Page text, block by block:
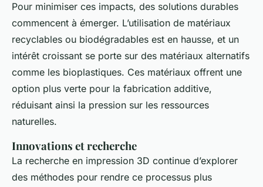
Pour minimiser ces impacts, des solutions durables
commencent à émerger. L’utilisation de matériaux
recyclables ou biodégradables est en hausse, et un
intérêt croissant se porte sur des matériaux alternatifs
comme les bioplastiques. Ces matériaux offrent une
option plus verte pour la fabrication additive,
réduisant ainsi la pression sur les ressources
naturelles.
Innovations et recherche
La recherche en impression 3D continue d’explorer
des méthodes pour rendre ce processus plus